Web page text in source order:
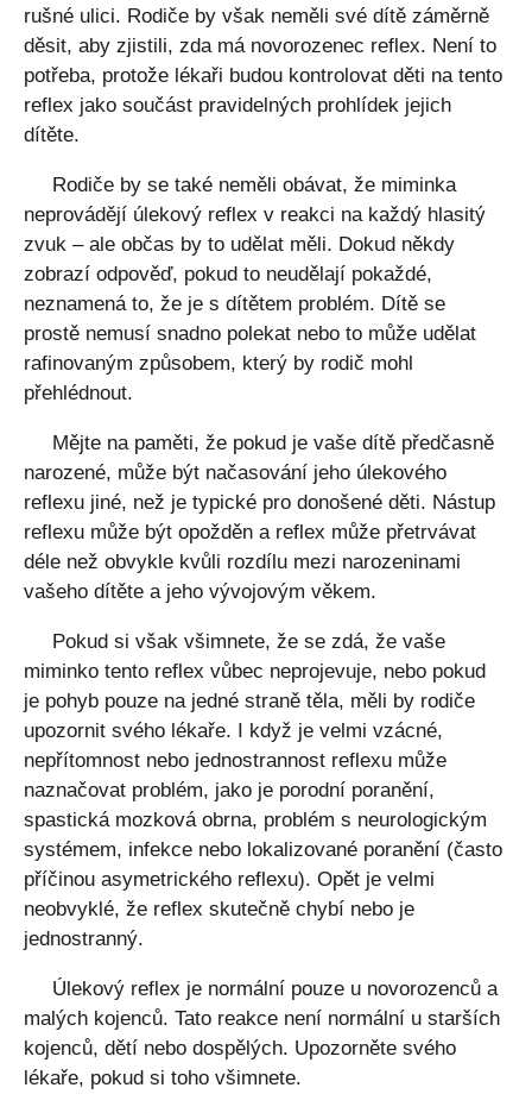
rušné ulici. Rodiče by však neměli své dítě záměrně
děsit, aby zjistili, zda má novorozenec reflex. Není to
potřeba, protože lékaři budou kontrolovat děti na tento
reflex jako součást pravidelných prohlídek jejich
dítěte.
Rodiče by se také neměli obávat, že miminka
neprovádějí úlekový reflex v reakci na každý hlasitý
zvuk – ale občas by to udělat měli. Dokud někdy
zobrazí odpověď, pokud to neudělají pokaždé,
neznamená to, že je s dítětem problém. Dítě se
prostě nemusí snadno polekat nebo to může udělat
rafinovaným způsobem, který by rodič mohl
přehlédnout.
Mějte na paměti, že pokud je vaše dítě předčasně
narozené, může být načasování jeho úlekového
reflexu jiné, než je typické pro donošené děti. Nástup
reflexu může být opožděn a reflex může přetrvávat
déle než obvykle kvůli rozdílu mezi narozeninami
vašeho dítěte a jeho vývojovým věkem.
Pokud si však všimnete, že se zdá, že vaše
miminko tento reflex vůbec neprojevuje, nebo pokud
je pohyb pouze na jedné straně těla, měli by rodiče
upozornit svého lékaře. I když je velmi vzácné,
nepřítomnost nebo jednostrannost reflexu může
naznačovat problém, jako je porodní poranění,
spastická mozková obrna, problém s neurologickým
systémem, infekce nebo lokalizované poranění (často
příčinou asymetrického reflexu). Opět je velmi
neobvyklé, že reflex skutečně chybí nebo je
jednostranný.
Úlekový reflex je normální pouze u novorozenců a
malých kojenců. Tato reakce není normální u starších
kojenců, dětí nebo dospělých. Upozorněte svého
lékaře, pokud si toho všimnete.